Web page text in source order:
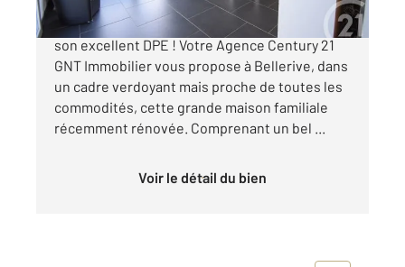
Venez visiter cette maison prête à vivre avec
son excellent DPE ! Votre Agence Century 21
GNT Immobilier vous propose à Bellerive, dans
un cadre verdoyant mais proche de toutes les
commodités, cette grande maison familiale
récemment rénovée. Comprenant un bel ...
Voir le détail du bien